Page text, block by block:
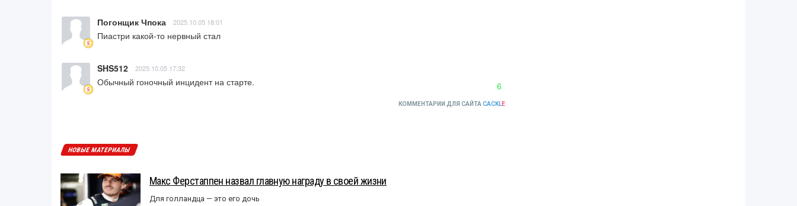
Погонщик Чпока 2025.10.05 18:01
Пиастри какой-то нервный стал
SHS512 2025.10.05 17:32
Обычный гоночный инцидент на старте. 6
КОММЕНТАРИИ ДЛЯ САЙТА CACKLE
НОВЫЕ МАТЕРИАЛЫ
Макс Ферстаппен назвал главную награду в своей жизни
Для голландца — это его дочь